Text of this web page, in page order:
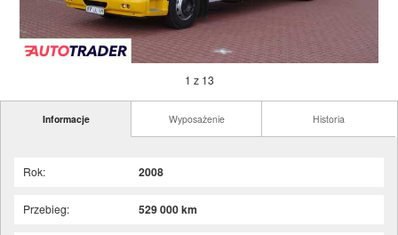
1 z 13
Informacje Wyposażenie Historia
Rok: 2008
Przebieg: 529 000 km